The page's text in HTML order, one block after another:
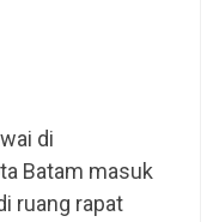
di
Batam masuk
ruang rapat